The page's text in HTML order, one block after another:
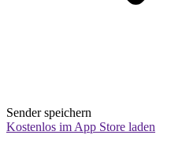
Sender speichern
Kostenlos im App Store laden